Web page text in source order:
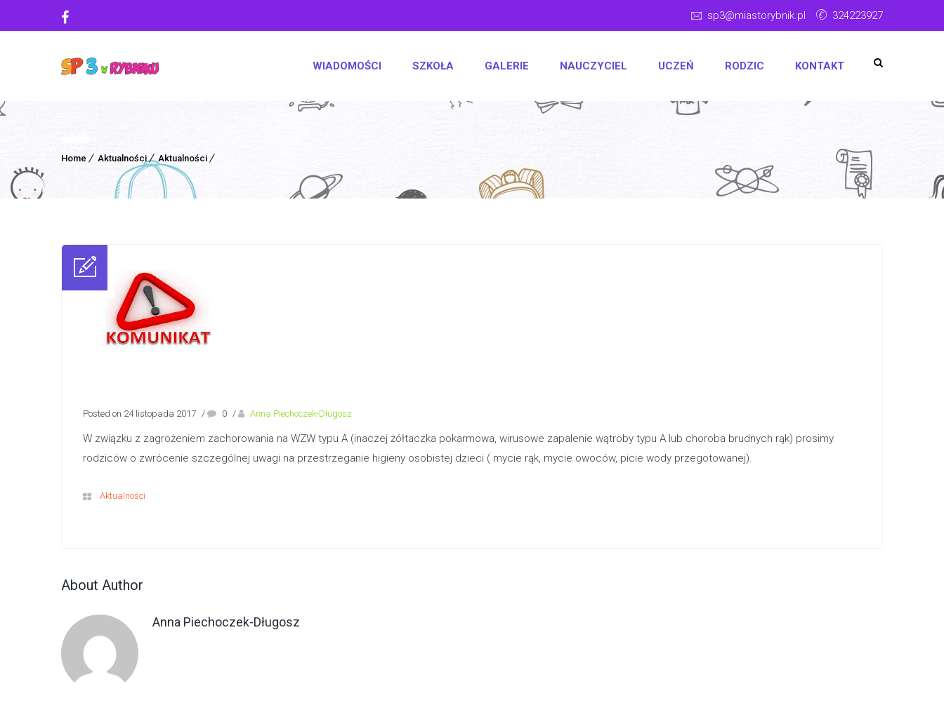
sp3@miastorybnik.pl 324223927
WIADOMOŚCI SZKOŁA GALERIE NAUCZYCIEL UCZEŃ RODZIC KONTAKT
Home Aktualności Aktualności
Posted on 24 listopada 2017 / 0 / Anna Piechoczek-Długosz
W związku z zagrożeniem zachorowania na WZW typu A (inaczej żółtaczka pokarmowa, wirusowe zapalenie wątroby typu A lub choroba brudnych rąk) prosimy
rodziców o zwrócenie szczególnej uwagi na przestrzeganie higieny osobistej dzieci ( mycie rąk, mycie owoców, picie wody przegotowanej).
Aktualności
About Author
Anna Piechoczek-Długosz